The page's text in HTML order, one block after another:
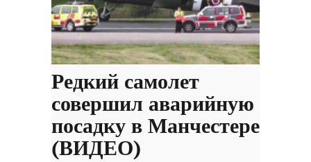
Редкий самолет
совершил аварийную
посадку в Манчестере
(ВИДЕО)